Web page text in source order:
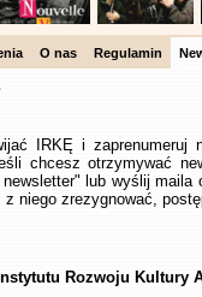
O nas Regulamin
IRKĘ i zaprenumeruj
chcesz otrzymywać
lub wyślij maila
niego zrezygnować,
Rozwoju Kultury